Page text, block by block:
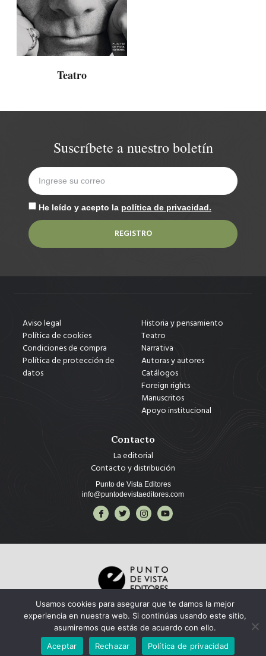
Teatro
Suscríbete a nuestro boletín
He leído y acepto la política de privacidad.
REGISTRO
Aviso legal
Política de cookies
Condiciones de compra
Política de protección de
datos
Historia y pensamiento
Teatro
Narrativa
Autoras y autores
Catálogos
Foreign rights
Manuscritos
Apoyo institucional
Contacto
La editorial
Contacto y distribución
Punto de Vista Editores
info@puntodevistaeditores.com
Copyright © 2025 Punto de Vista Editores, todos los derechos reservados.
Usamos cookies para asegurar que te damos la mejor
experiencia en nuestra web. Si continúas usando este sitio,
asumiremos que estás de acuerdo con ello.
Aceptar
Rechazar Política de privacidad